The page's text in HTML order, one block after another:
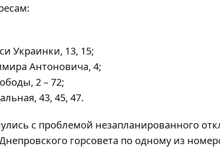
Украинки, 13, 15;
Антоновича, 4;
2 – 72;
43, 45, 47.
с проблемой незапланированного
горсовета по одному из